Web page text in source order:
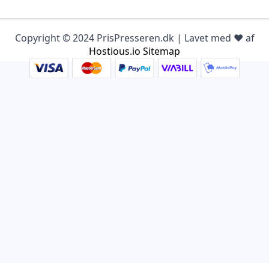
Copyright © 2024 PrisPresseren.dk | Lavet med ♥️ af
Hostious.io Sitemap